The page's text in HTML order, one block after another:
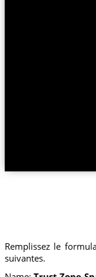
Remplissez le
suivantes.